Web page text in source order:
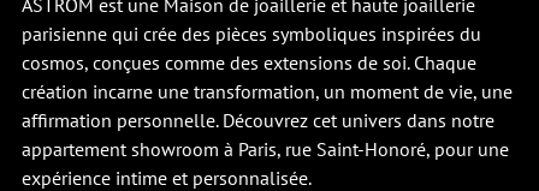
parisienne qui crée des pièces symboliques inspirées du
cosmos, conçues comme des extensions de soi. Chaque
création incarne une transformation, un moment de vie, une
affirmation personnelle. Découvrez cet univers dans notre
appartement showroom à Paris, rue Saint-Honoré, pour une
expérience intime et personnalisée.